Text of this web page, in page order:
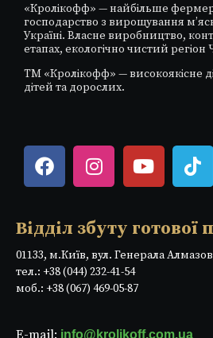
«Кролікофф» — найбільше
господарство з вирощування
Україні. Власне виробництво,
етапах, екологічно чистий
ТМ «Кролікофф» — високоякісне
дітей та дорослих.
Відділ збуту готової
01133, м.Київ, вул. Генерала
тел.: +38 (044) 232-41-54
моб.: +38 (067) 469-05-87
E-mail: info@krolikoff.com.ua